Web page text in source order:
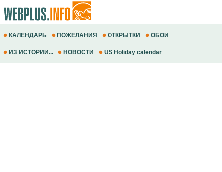
КАЛЕНДАРЬ ПОЖЕЛАНИЯ ОТКРЫТКИ ОБОИ
ИЗ ИСТОРИИ... НОВОСТИ US Holiday calendar